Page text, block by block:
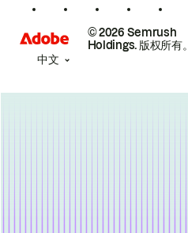
© 2026 Semrush
Holdings. 版权所有。
中文